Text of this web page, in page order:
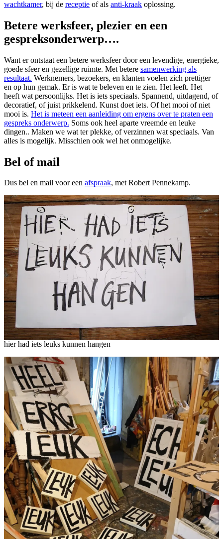
wachtkamer, bij de receptie of als anti-kraak oplossing.
Betere werksfeer, plezier en een
gespreksonderwerp….
Want er ontstaat een betere werksfeer door een levendige, energieke,
goede sfeer en gezellige ruimte. Met betere samenwerking als
resultaat. Werknemers, bezoekers, en klanten voelen zich prettiger
en op hun gemak. Er is wat te beleven en te zien. Het leeft. Het
heeft wat persoonlijks. Het is iets speciaals. Spannend, uitdagend, of
decoratief, of juist prikkelend. Kunst doet iets. Of het mooi of niet
mooi is. Het is meteen een aanleiding om ergens over te praten een
gespreks onderwerp. Soms ook heel aparte vreemde en leuke
dingen.. Maken we wat ter plekke, of verzinnen wat speciaals. Van
alles is mogelijk. Misschien ook wel het onmogelijke.
Bel of mail
Dus bel en mail voor een afspraak, met Robert Pennekamp.
hier had iets leuks kunnen hangen